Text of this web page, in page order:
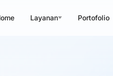
Layanan Portofolio